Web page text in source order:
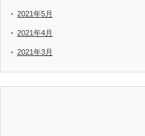
2021年5月
2021年4月
2021年3月